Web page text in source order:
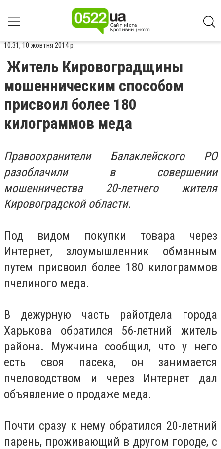
10:31, 10 жовтня 2014 р.
Житель Кировоградщины
мошенническим способом
присвоил более 180
килограммов меда
Правоохранители Балаклейского РО
разоблачили в совершении
мошенничества 20-летнего жителя
Кировоградской области.
Под видом покупки товара через
Интернет, злоумышленник обманным
путем присвоил более 180 килограммов
пчелиного меда.
В дежурную часть райотдела города
Харькова обратился 56-летний житель
района. Мужчина сообщил, что у него
есть своя пасека, он занимается
пчеловодством и через Интернет дал
объявление о продаже меда.
Почти сразу к нему обратился 20-летний
парень, проживающий в другом городе, с